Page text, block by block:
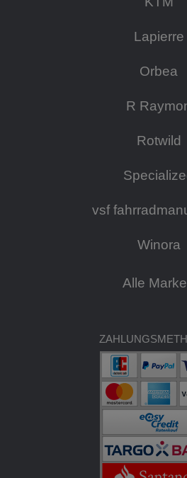
Lapierre
Orbea
R
Rotwild
vsf
Winora
Alle